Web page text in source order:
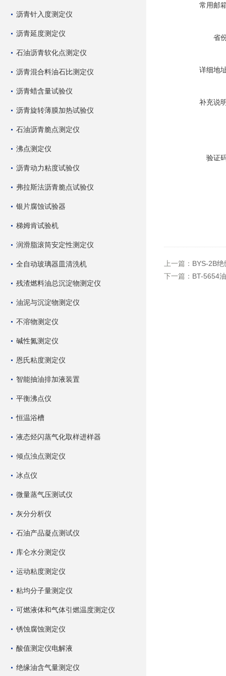
沥青针入度测定仪
沥青延度测定仪
石油沥青软化点测定仪
沥青混合料油石比测定仪
沥青蜡含量试验仪
沥青旋转薄膜加热试验仪
石油沥青脆点测定仪
沸点测定仪
沥青动力粘度试验仪
弗拉斯法沥青脆点试验仪
银片腐蚀试验器
梯姆肯试验机
润滑脂滚筒安定性测定仪
全自动玻璃器皿清洗机
残渣燃料油总沉淀物测定仪
油泥与沉淀物测定仪
不溶物测定仪
碱性氮测定仪
恩氏粘度测定仪
智能抽油排加液装置
平衡沸点仪
恒温浴槽
液态烃闪蒸气化取样进样器
倾点浊点测定仪
冰点仪
微量蒸气压测试仪
灰分分析仪
石油产品凝点测试仪
库仑水分测定仪
运动粘度测定仪
粘均分子量测定仪
可燃液体和气体引燃温度测定仪
锈蚀腐蚀测定仪
酸值测定仪电解液
绝缘油含气量测定仪
常用邮
省
详细地
补充说
验证
上一篇： BYS-2B
下一篇： BT-5654